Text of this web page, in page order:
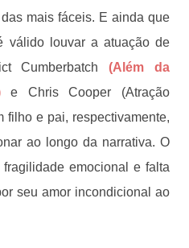
mais fáceis. E ainda que
válido louvar a atuação de
Cumberbatch(Além da
e Chris Cooper (Atração
filho e pai, respectivamente,
ao longo da narrativa. O
emocional e falta
seu amor incondicional ao